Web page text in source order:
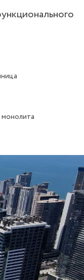
монолита